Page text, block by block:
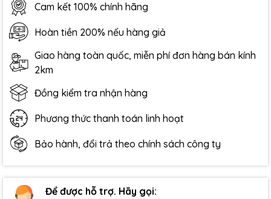
Cam kết 100% chính hãng
Hoàn tiền 200% nếu hàng giả
Giao hàng toàn quốc, miễn phí đơn hàng bán kính
2km
Đồng kiểm tra nhận hàng
Phương thức thanh toán linh hoạt
Bảo hành, đổi trả theo chính sách công ty
Để được hỗ trợ. Hãy gọi: